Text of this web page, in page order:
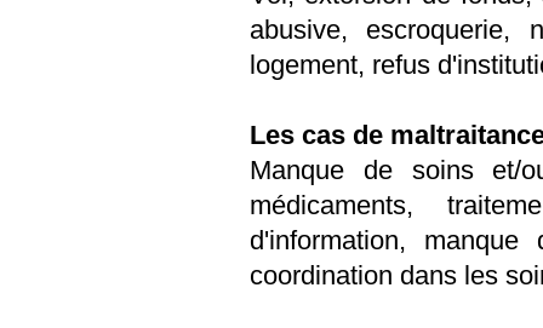
abusive,
logement, refus
Les cas de
Manque de soins et/
médicaments,
d'information,
coordination dans les